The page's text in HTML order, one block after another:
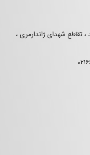
، تقاطع شهدای ژاندارمری ،